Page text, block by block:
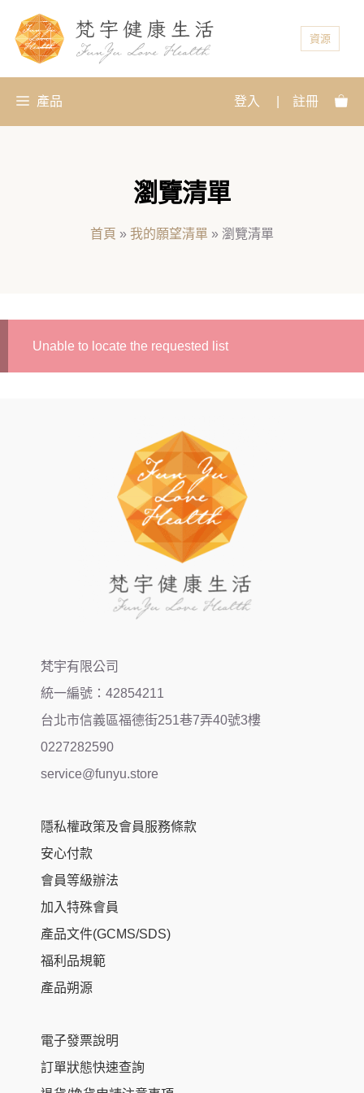
資源
產品 登入 註冊
瀏覽清單
首頁 » 我的願望清單 » 瀏覽清單
Unable to locate the requested list
梵宇有限公司
統一編號：42854211
台北市信義區福德街251巷7弄40號3樓
0227282590
service@funyu.store
隱私權政策及會員服務條款
安心付款
會員等級辦法
加入特殊會員
產品文件(GCMS/SDS)
福利品規範
產品朔源
電子發票說明
訂單狀態快速查詢